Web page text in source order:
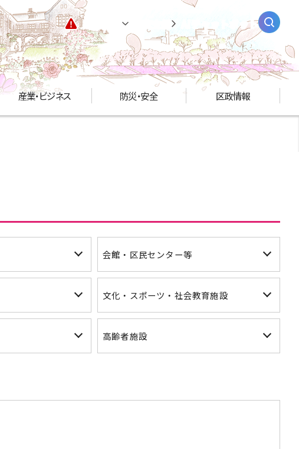
緊急情報 AIチャットボット
産業・ビジネス 防災・安全 区政情報
会館・区民センター等
文化・スポーツ・社会教育施設
高齢者施設